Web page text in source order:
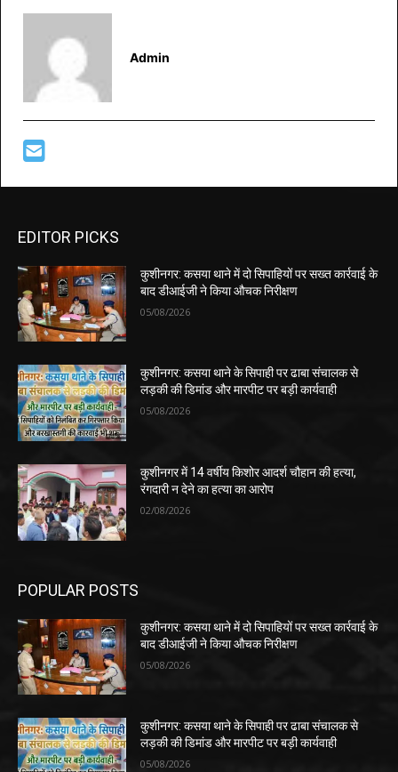
Admin
EDITOR PICKS
कुशीनगर: कसया थाने में दो सिपाहियों पर सख्त कार्रवाई के
बाद डीआईजी ने किया औचक निरीक्षण
05/08/2026
कुशीनगर: कसया थाने के सिपाही पर ढाबा संचालक से
लड़की की डिमांड और मारपीट पर बड़ी कार्यवाही
05/08/2026
कुशीनगर में 14 वर्षीय किशोर आदर्श चौहान की हत्या,
रंगदारी न देने का हत्या का आरोप
02/08/2026
POPULAR POSTS
कुशीनगर: कसया थाने में दो सिपाहियों पर सख्त कार्रवाई के
बाद डीआईजी ने किया औचक निरीक्षण
05/08/2026
कुशीनगर: कसया थाने के सिपाही पर ढाबा संचालक से
लड़की की डिमांड और मारपीट पर बड़ी कार्यवाही
05/08/2026